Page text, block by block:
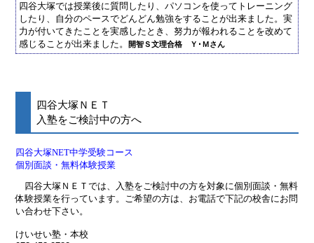
四谷大塚では授業後に質問したり、パソコンを使ってトレーニング
したり、自分のペースでどんどん勉強をすることが出来ました。実
力が付いてきたことを実感したとき、努力が報われることを改めて
感じることが出来ました。開智Ｓ文理合格 Ｙ･Ｍさん
四谷大塚ＮＥＴ
入塾をご検討中の方へ
四谷大塚NET中学受験コース
個別面談・無料体験授業
四谷大塚ＮＥＴでは、入塾をご検討中の方を対象に個別面談・無料
体験授業を行っています。ご希望の方は、お電話で下記の校舎にお問
い合わせ下さい。
けいせい塾・本校